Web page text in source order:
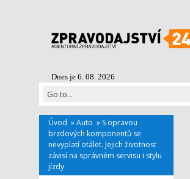
Dnes je 6. 08. 2026
Úvod »Auto » S opravou
brzdových komponentů se
nevyplatí otálet. Jejich životnost
závisí na správném servisu i stylu
jízdy